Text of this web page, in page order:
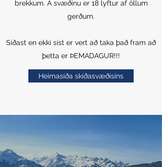
brekkum. Á svæðinu er 18 lyftur af öllum
gerðum.
Síðast en ekki síst er vert að taka það fram að
þetta er ÞEMADAGUR!!!
Heimasíða skíðasvæðisins